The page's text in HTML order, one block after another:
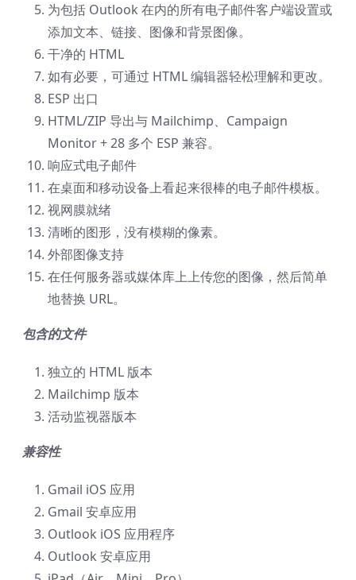
为包括 Outlook 在内的所有电子邮件客户端设置或
添加文本、链接、图像和背景图像。
干净的 HTML
如有必要，可通过 HTML 编辑器轻松理解和更改。
ESP 出口
HTML/ZIP 导出与 Mailchimp、Campaign
Monitor + 28 多个 ESP 兼容。
响应式电子邮件
在桌面和移动设备上看起来很棒的电子邮件模板。
视网膜就绪
清晰的图形，没有模糊的像素。
外部图像支持
在任何服务器或媒体库上上传您的图像，然后简单
地替换 URL。
包含的文件
独立的 HTML 版本
Mailchimp 版本
活动监视器版本
兼容性
Gmail iOS 应用
Gmail 安卓应用
Outlook iOS 应用程序
Outlook 安卓应用